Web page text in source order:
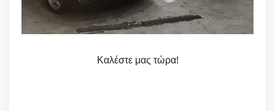
Καλέστε μας τώρα!